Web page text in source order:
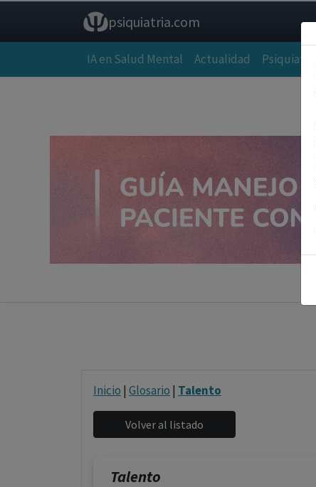
psiquiatria.com
IA en Salud Mental Actualidad Psiquiatría
Inicio | Glosario | Talento
Talento